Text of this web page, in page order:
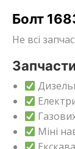
Болт
Не всі
Міні